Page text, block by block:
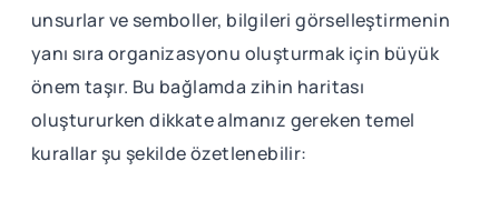
unsurlar ve semboller, bilgileri görselleştirmenin
yanı sıra organizasyonu oluşturmak için büyük
önem taşır. Bu bağlamda zihin haritası
oluştururken dikkate almanız gereken temel
kurallar şu şekilde özetlenebilir: